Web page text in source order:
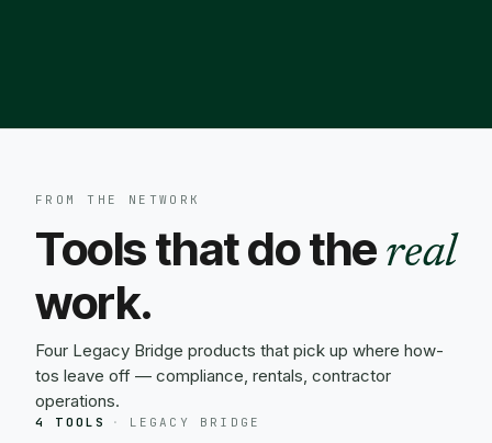
FROM THE NETWORK
Tools that do the real
work.
Four Legacy Bridge products that pick up where how-
tos leave off — compliance, rentals, contractor
operations.
4 TOOLS · LEGACY BRIDGE